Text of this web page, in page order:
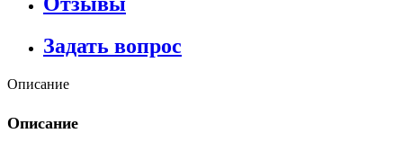
Задать вопрос
Описание
Описание